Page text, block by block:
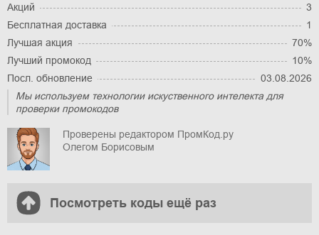
Акций
3
Бесплатная доставка
1
Лучшая акция
70%
Лучший промокод
10%
Посл. обновление
03.08.2026
Мы используем технологии искуственного интелекта для
проверки промокодов
Проверены редактором ПромКод.ру
Олегом Борисовым
Посмотреть коды ещё раз